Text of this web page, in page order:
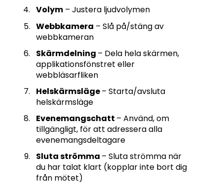
Volym – Justera ljudvolymen
Webbkamera – Slå på/stäng av
webbkameran
Skärmdelning – Dela hela skärmen,
applikationsfönstret eller
webbläsarfliken
Helskärmsläge– Starta/avsluta
helskärmsläge
Evenemangschatt – Använd, om
tillgängligt, för att adressera alla
evenemangsdeltagare
Sluta strömma – Sluta strömma när
du har talat klart (kopplar inte bort dig
från mötet)